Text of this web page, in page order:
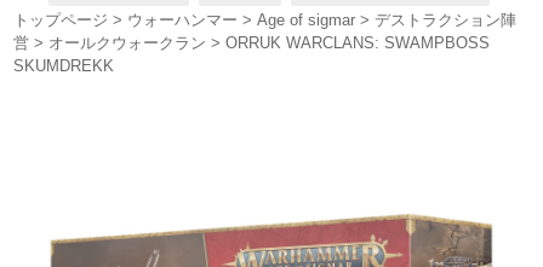
トップページ > ウォーハンマー >Age of sigmar >デストラクション陣
営 > オールクウォークラン >ORRUK WARCLANS: SWAMPBOSS
SKUMDREKK